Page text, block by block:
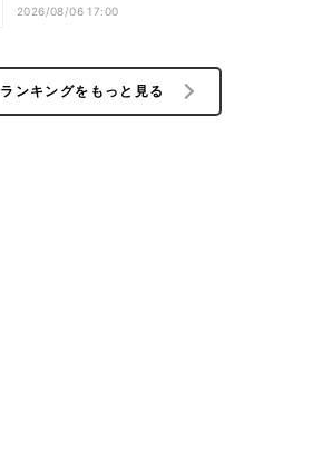
2026/08/06 17:00
ランキングをもっと見る